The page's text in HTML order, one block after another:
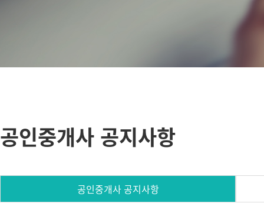
공인중개사 공지사항
공인중개사 공지사항